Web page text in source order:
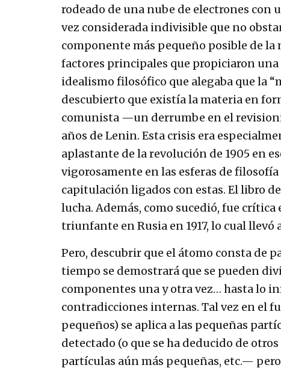
rodeado de una nube de electrones con
vez considerada indivisible que no
componente más pequeño posible de la
factores principales que propiciaron una
idealismo filosófico que alegaba que la
descubierto que existía la materia en
comunista —un derrumbe en el
años de Lenin. Esta crisis era
aplastante de la revolución de 1905 en
vigorosamente en las esferas de
capitulación ligados con estas. El libro
lucha. Además, como sucedió, fue
triunfante en Rusia en 1917, lo cual
Pero, descubrir que el átomo consta de
tiempo se demostrará que se pueden
componentes una y otra vez… hasta lo
contradicciones internas. Tal vez en el
pequeños) se aplica a las pequeñas
detectado (o que se ha deducido de
partículas aún más pequeñas, etc.—